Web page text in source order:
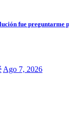
fue preguntarme
Ago 7, 2026